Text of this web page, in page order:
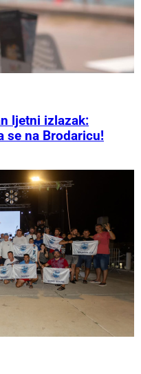
ljetni izlazak:
se na Brodaricu!